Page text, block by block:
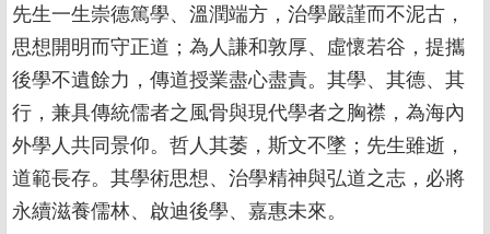
先生一生崇德篤學、溫潤端方，治學嚴謹而不泥古，
思想開明而守正道；為人謙和敦厚、虛懷若谷，提攜
後學不遺餘力，傳道授業盡心盡責。其學、其德、其
行，兼具傳統儒者之風骨與現代學者之胸襟，為海內
外學人共同景仰。哲人其萎，斯文不墜；先生雖逝，
道範長存。其學術思想、治學精神與弘道之志，必將
永續滋養儒林、啟迪後學、嘉惠未來。